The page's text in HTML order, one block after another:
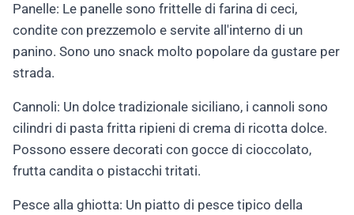
Panelle: Le panelle sono frittelle di farina di ceci,
condite con prezzemolo e servite all'interno di un
panino. Sono uno snack molto popolare da gustare per
strada.
Cannoli: Un dolce tradizionale siciliano, i cannoli sono
cilindri di pasta fritta ripieni di crema di ricotta dolce.
Possono essere decorati con gocce di cioccolato,
frutta candita o pistacchi tritati.
Pesce alla ghiotta: Un piatto di pesce tipico della